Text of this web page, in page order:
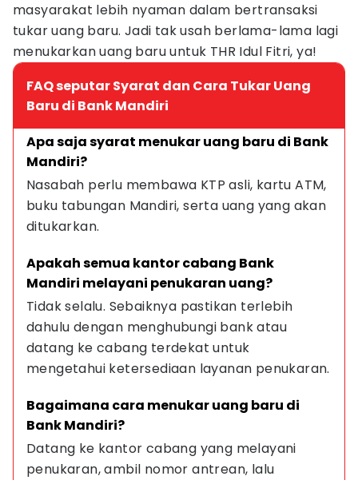
masyarakat lebih nyaman dalam bertransaksi
tukar uang baru. Jadi tak usah berlama-lama lagi
menukarkan uang baru untuk THR Idul Fitri, ya!
FAQ seputar Syarat dan Cara Tukar Uang
Baru di Bank Mandiri
Apa saja syarat menukar uang baru di Bank
Mandiri?
Nasabah perlu membawa KTP asli, kartu ATM,
buku tabungan Mandiri, serta uang yang akan
ditukarkan.
Apakah semua kantor cabang Bank
Mandiri melayani penukaran uang?
Tidak selalu. Sebaiknya pastikan terlebih
dahulu dengan menghubungi bank atau
datang ke cabang terdekat untuk
mengetahui ketersediaan layanan penukaran.
Bagaimana cara menukar uang baru di
Bank Mandiri?
Datang ke kantor cabang yang melayani
penukaran, ambil nomor antrean, lalu